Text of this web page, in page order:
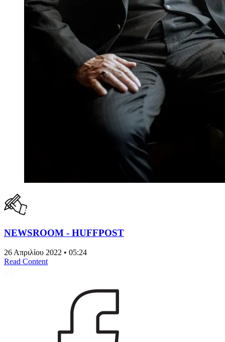
NEWSROOM - HUFFPOST
26 Απριλίου 2022 • 05:24
Read Content